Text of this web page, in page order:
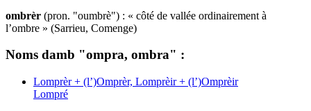
ombrèr (pron. "oumbrè") : « côté de vallée ordinairement à
l’ombre » (Sarrieu, Comenge)
Noms damb "ompra, ombra" :
Lomprèr + (l’)Omprèr, Lomprèir + (l’)Omprèir
Lompré